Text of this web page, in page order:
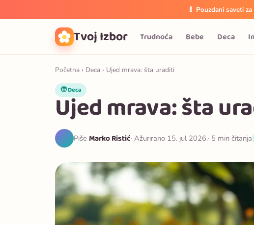
🍼 Pouzdani saveti
Tvoj Izbor Trudnoća Bebe Deca
Početna › Deca › Ujed mrava: šta uraditi
🧒 Deca
Ujed mrava: šta
Piše Marko Ristić· Ažurirano 15. jul 2026.· 5 min čitanja